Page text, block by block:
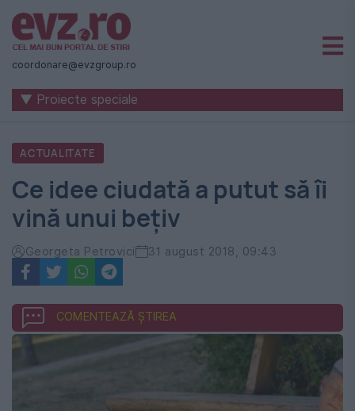
Știri
naționale
internaționale
România
-
Evenimentul
Zilei
coordonare@evzgroup.ro
▼ Proiecte speciale
ACTUALITATE
Ce idee ciudată a putut să îi
vină unui bețiv
Georgeta Petrovici 31 august 2018, 09:43
COMENTEAZĂ ȘTIREA